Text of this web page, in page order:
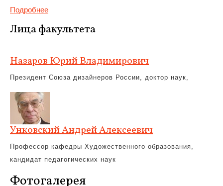
Подробнее
Лица факультета
Назаров Юрий Владимирович
Президент Союза дизайнеров России, доктор наук,
Унковский Андрей Алексеевич
Профессор кафедры Художественного образования,
кандидат педагогических наук
Фотогалерея